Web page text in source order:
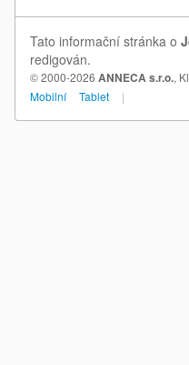
Tato informační stránka o
redigován.
© 2000-2026 ANNECA s.r.o.,
Mobilní
Tablet |